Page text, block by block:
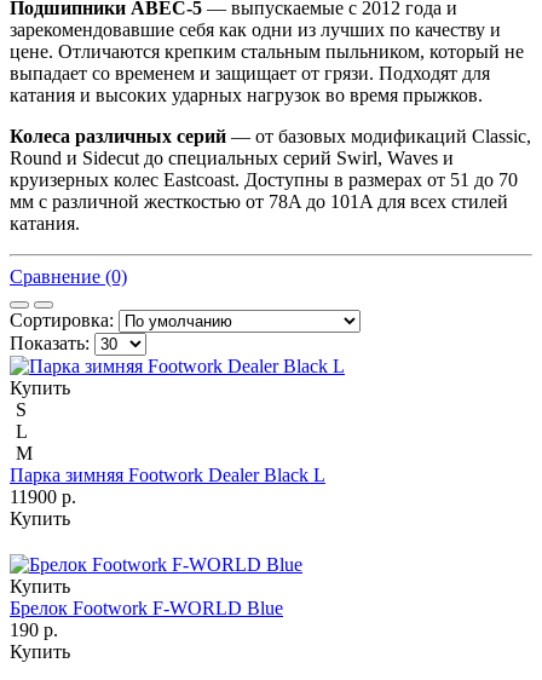
Подшипники ABEC-5 — выпускаемые с 2012 года и
зарекомендовавшие себя как одни из лучших по качеству и
цене. Отличаются крепким стальным пыльником, который не
выпадает со временем и защищает от грязи. Подходят для
катания и высоких ударных нагрузок во время прыжков.
Колеса различных серий — от базовых модификаций Classic,
Round и Sidecut до специальных серий Swirl, Waves и
круизерных колес Eastcoast. Доступны в размерах от 51 до 70
мм с различной жесткостью от 78A до 101A для всех стилей
катания.
Сравнение (0)
Сортировка:
Показать:
Купить
S
L
M
Парка зимняя Footwork Dealer Black L
11900 р.
Купить
Купить
Брелок Footwork F-WORLD Blue
190 р.
Купить